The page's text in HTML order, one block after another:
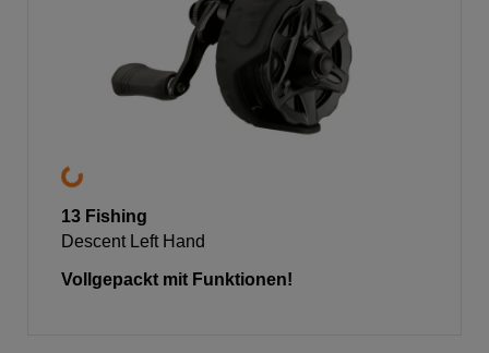
13 Fishing
Descent Left Hand
Vollgepackt mit Funktionen!